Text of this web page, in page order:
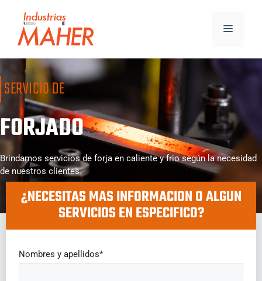
SERVICIO DE
FORJADO
Brindamos servicios de forja en caliente y frio según la necesidad
de nuestros clientes.
¿NECESITAS MAS INFORMACION O ALGUN
SERVICIOS EN ESPECIFICO?
Nombres y apellidos*